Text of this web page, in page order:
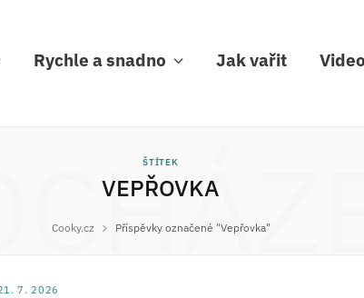
Rychle a snadno Jak vařit Video
ŠTÍTEK
VEPŘOVKA
Cooky.cz Příspěvky označené "Vepřovka"
7. 2026